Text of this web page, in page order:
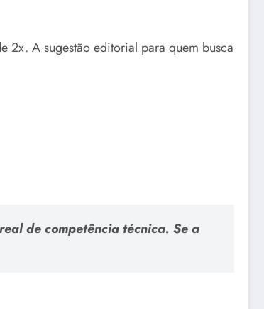
2x. A sugestão editorial para quem busca
de competência técnica. Se a